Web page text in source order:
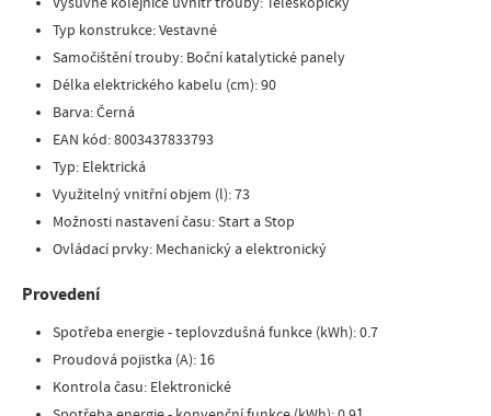
Typ konstrukce:Vestavné
Samočištění trouby: Boční katalytické panely
Délka elektrického kabelu (cm):90
Barva:Černá
EAN kód:8003437833793
Typ: Elektrická
Využitelný vnitřní objem (l):73
Možnosti nastavení času:Start a Stop
Ovládací prvky: Mechanický a elektronický
Provedení
Spotřeba energie - teplovzdušná funkce (kWh):0.7
Proudová pojistka (A): 16
Kontrola času: Elektronické